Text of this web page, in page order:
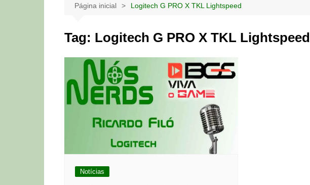
Papo de Bar
Página inicial Logitech G PRO X TKL Lightspeed
Tag: Logitech G PRO X TKL Lightspeed
Notícias